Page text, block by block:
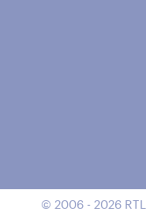
© 2006 - 2026